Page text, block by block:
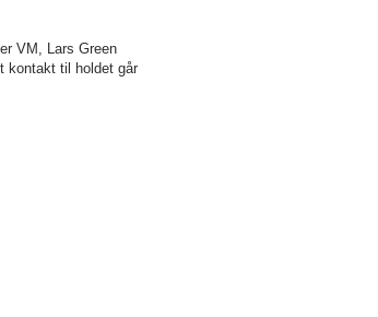
VM, Lars Green
kontakt til holdet går